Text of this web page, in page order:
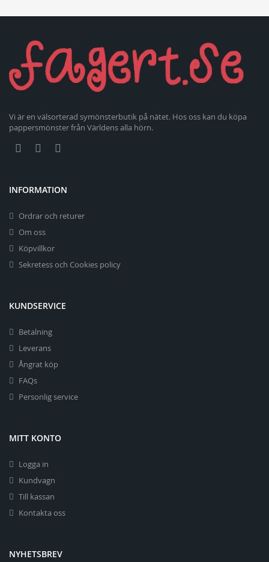
Vi är en välsorterad symönsterbutik på nätet. Hos oss kan du köpa
pappersmönster från Världens alla hörn.
INFORMATION
Ordrar och returer
Om oss
Köpvillkor
Sekretess och Cookies policy
KUNDSERVICE
Betalning
Leverans
Ångrat köp
FAQs
Personlig service
MITT KONTO
Logga in
Kundvagn
Till kassan
Kontakta oss
NYHETSBREV